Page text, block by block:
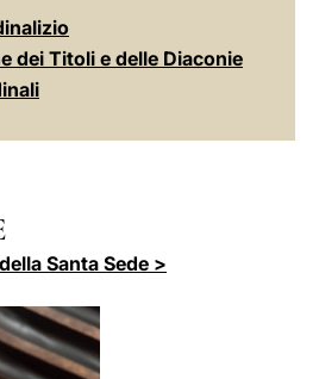
dei Titoli e delle Diaconie
Santa Sede >